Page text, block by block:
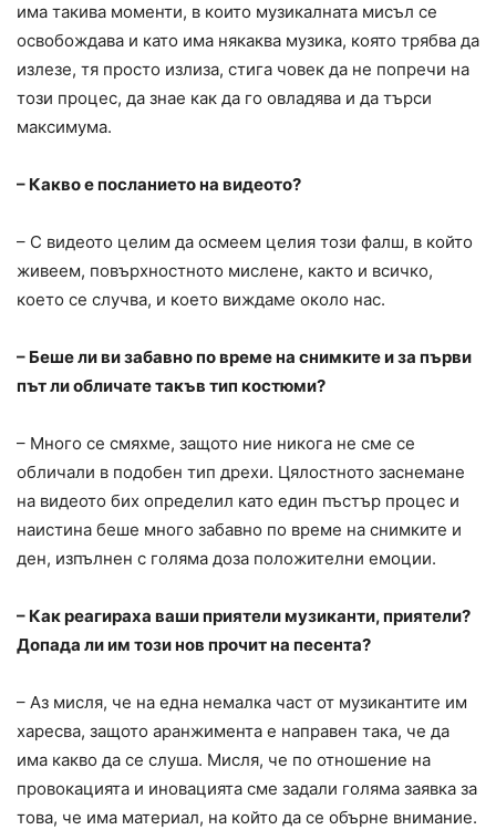
има такива моменти, в които музикалната мисъл се
освобождава и като има някаква музика, която трябва да
излезе, тя просто излиза, стига човек да не попречи на
този процес, да знае как да го овладява и да търси
максимума.
– Какво е посланието на видеото?
– С видеото целим да осмеем целия този фалш, в който
живеем, повърхностното мислене, както и всичко,
което се случва, и което виждаме около нас.
– Беше ли ви забавно по време на снимките и за първи
път ли обличате такъв тип костюми?
– Много се смяхме, защото ние никога не сме се
обличали в подобен тип дрехи. Цялостното заснемане
на видеото бих определил като един пъстър процес и
наистина беше много забавно по време на снимките и
ден, изпълнен с голяма доза положителни емоции.
– Как реагираха ваши приятели музиканти, приятели?
Допада ли им този нов прочит на песента?
– Аз мисля, че на една немалка част от музикантите им
харесва, защото аранжимента е направен така, че да
има какво да се слуша. Мисля, че по отношение на
провокацията и иновацията сме задали голяма заявка за
това, че има материал, на който да се обърне внимание.